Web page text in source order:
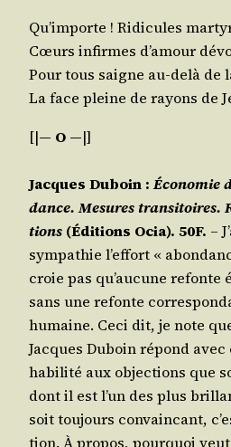
Qu’im­porte ! Ridi­cules
Cœurs infirmes d’a­mour
Pour tous saigne au-delà de
La face pleine de rayons de
[|― O ―|]
Jacques Duboin :Éco­no­mie
dance. Mesures tran­si­toires.
tions (Édi­tions Ocia). 50F. –
sym­pa­thie l’ef­fort «
croie pas qu’au­cune refonte
sans une refonte
humaine. Ceci dit, je note
Jacques Duboin répond
habi­li­té aux objec­tions que
dont il est l’un des plus
soit tou­jours convain­cant,
tion. À pro­pos, pour­quoi